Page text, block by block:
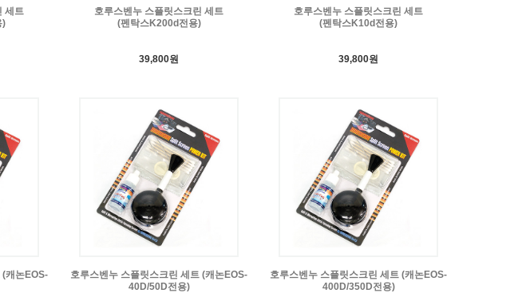
세트
)
호루스벤누 스플릿스크린 세트
(펜탁스K200d전용)
39,800원
호루스벤누 스플릿스크린 세트
(펜탁스K10d전용)
39,800원
(캐논EOS-
호루스벤누 스플릿스크린 세트 (캐논EOS-
40D/50D전용)
호루스벤누 스플릿스크린 세트 (캐논EOS-
400D/350D전용)